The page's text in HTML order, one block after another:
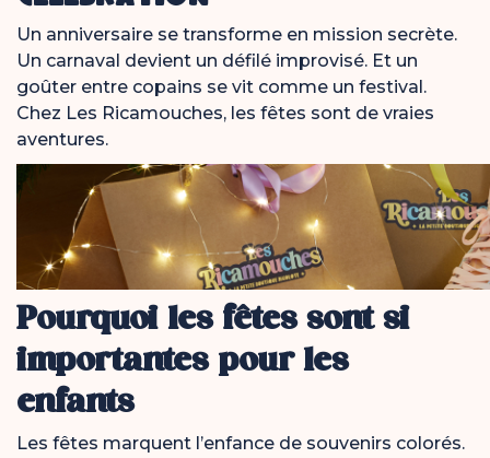
Un anniversaire se transforme en mission secrète.
Un carnaval devient un défilé improvisé. Et un
goûter entre copains se vit comme un festival.
Chez Les Ricamouches, les fêtes sont de vraies
aventures.
Pourquoi les fêtes sont si
importantes pour les
enfants
Les fêtes marquent l’enfance de souvenirs colorés.